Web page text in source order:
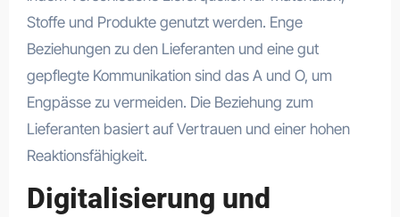
Stoffe und Produkte genutzt werden. Enge
Beziehungen zu den Lieferanten und eine gut
gepflegte Kommunikation sind das A und O, um
Engpässe zu vermeiden. Die Beziehung zum
Lieferanten basiert auf Vertrauen und einer hohen
Reaktionsfähigkeit.
Digitalisierung und